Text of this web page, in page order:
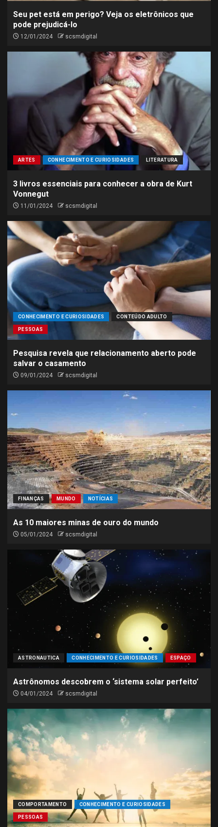
Seu pet está em perigo? Veja os eletrônicos que
pode prejudicá-lo
12/01/2024 scsmdigital
ARTES CONHECIMENTO E CURIOSIDADES LITERATURA
3 livros essenciais para conhecer a obra de Kurt
Vonnegut
11/01/2024 scsmdigital
CONHECIMENTO E CURIOSIDADES CONTEÚDO ADULTO
PESSOAS
Pesquisa revela que relacionamento aberto pode
salvar o casamento
09/01/2024 scsmdigital
FINANÇAS MUNDO NOTÍCIAS
As 10 maiores minas de ouro do mundo
05/01/2024 scsmdigital
ASTRONAUTICA CONHECIMENTO E CURIOSIDADES ESPAÇO
Astrônomos descobrem o ‘sistema solar perfeito’
04/01/2024 scsmdigital
COMPORTAMENTO CONHECIMENTO E CURIOSIDADES
PESSOAS